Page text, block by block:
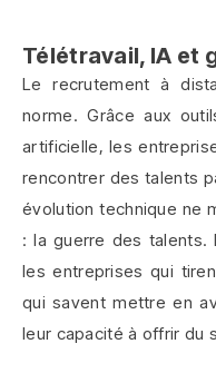
Télétravail, IA et
Le recrutement à
norme. Grâce aux
artificielle, les
rencontrer des talents
évolution technique ne
: la guerre des talents.
les entreprises qui
qui savent mettre en
leur capacité à offrir du